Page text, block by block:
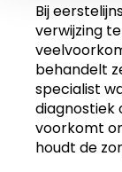
Bij
verwijzing
behandelt
specialist
diagnostiek
voorkomt
houdt de